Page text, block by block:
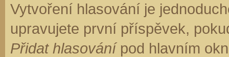
Vytvoření hlasování je
upravujete první příspěvek,
Přidat hlasovánípod hlavním